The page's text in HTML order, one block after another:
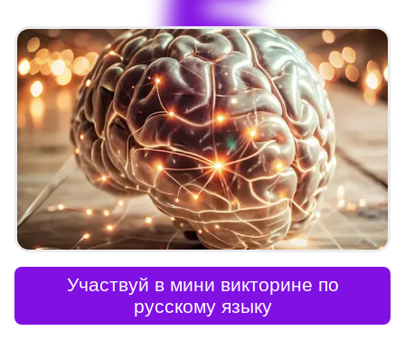
Участвуй в мини викторине по
русскому языку